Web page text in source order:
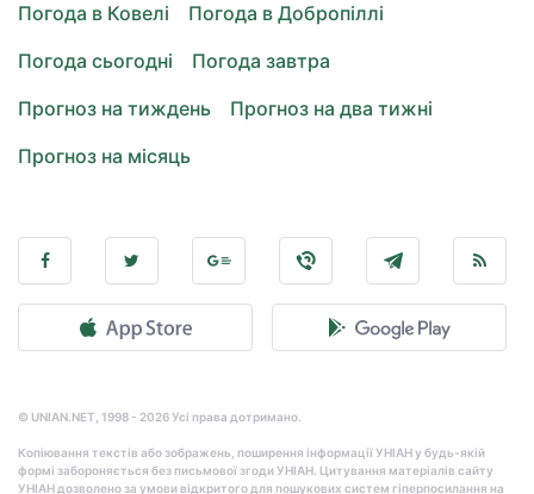
Погода в Ковелі
Погода в Добропіллі
Погода сьогодні
Погода завтра
Прогноз на тиждень
Прогноз на два тижні
Прогноз на місяць
© UNIAN.NET, 1998 - 2026 Усі права дотримано.
Копіювання текстів або зображень, поширення інформації УНІАН у будь-якій
формі забороняється без письмової згоди УНІАН. Цитування матеріалів сайту
УНІАН дозволено за умови відкритого для пошукових систем гіперпосилання на